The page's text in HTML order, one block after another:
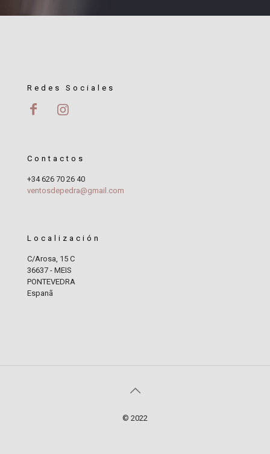
Redes Sociales
Contactos
+34 626 70 26 40
ventosdepedra@gmail.com
Localización
C/Arosa, 15 C
36637 - MEIS
PONTEVEDRA
Espanã
© 2022